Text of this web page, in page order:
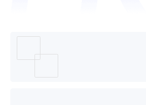
全网哪